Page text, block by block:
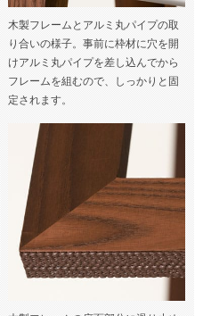
木製フレームとアルミ丸パイプの取
り合いの様子。事前に枠材に穴を開
けアルミ丸パイプを差し込んでから
フレームを組むので、しっかりと固
定されます。